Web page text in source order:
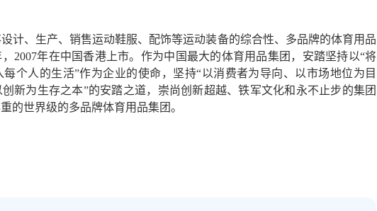
计、生产、销售运动鞋服、配饰等运动装备的综合性、多品牌的体育用品
2007年在中国香港上市。作为中国最大的体育用品集团，安踏坚持以“将
个人的生活”作为企业的使命，坚持“以消费者为导向、以市场地位为目
新为生存之本”的安踏之道，崇尚创新超越、铁军文化和永不止步的集团
的世界级的多品牌体育用品集团。